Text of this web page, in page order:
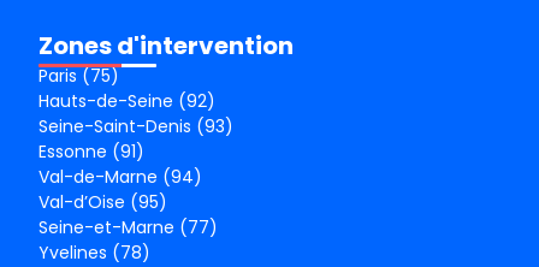
Zones d'intervention
Paris (75)
Hauts-de-Seine (92)
Seine-Saint-Denis (93)
Essonne (91)
Val-de-Marne (94)
Val-d’Oise (95)
Seine-et-Marne (77)
Yvelines (78)